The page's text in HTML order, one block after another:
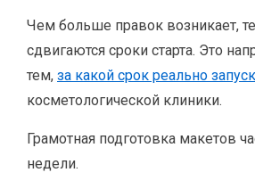
Чем больше правок возникает,
сдвигаются сроки старта. Это
тем, за какой срок реально
косметологической клиники.
Грамотная подготовка макетов
недели.